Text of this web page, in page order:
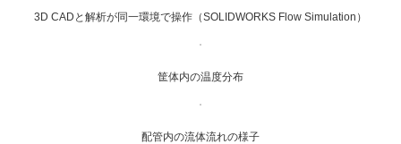
3D CADと解析が同一環境で操作（SOLIDWORKS Flow Simulation）
筐体内の温度分布
配管内の流体流れの様子